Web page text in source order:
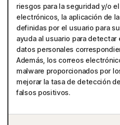
riesgos para la seguridad y/o
electrónicos, la aplicación de
definidas por el usuario para
ayuda al usuario para
datos personales
Además, los correos
malware proporcionados por
mejorar la tasa de detección
falsos positivos.